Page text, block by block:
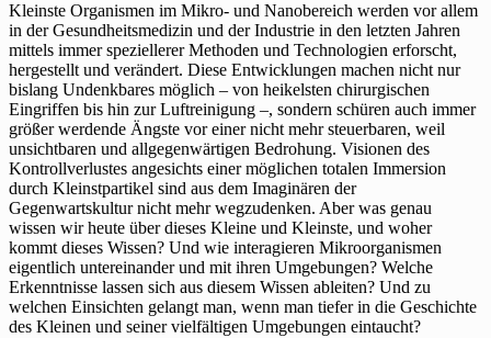
Kleinste Organismen im Mikro- und Nanobereich werden vor allem
in der Gesundheitsmedizin und der Industrie in den letzten Jahren
mittels immer speziellerer Methoden und Technologien erforscht,
hergestellt und verändert. Diese Entwicklungen machen nicht nur
bislang Undenkbares möglich – von heikelsten chirurgischen
Eingriffen bis hin zur Luftreinigung –, sondern schüren auch immer
größer werdende Ängste vor einer nicht mehr steuerbaren, weil
unsichtbaren und allgegenwärtigen Bedrohung. Visionen des
Kontrollverlustes angesichts einer möglichen totalen Immersion
durch Kleinstpartikel sind aus dem Imaginären der
Gegenwartskultur nicht mehr wegzudenken. Aber was genau
wissen wir heute über dieses Kleine und Kleinste, und woher
kommt dieses Wissen? Und wie interagieren Mikroorganismen
eigentlich untereinander und mit ihren Umgebungen? Welche
Erkenntnisse lassen sich aus diesem Wissen ableiten? Und zu
welchen Einsichten gelangt man, wenn man tiefer in die Geschichte
des Kleinen und seiner vielfältigen Umgebungen eintaucht?